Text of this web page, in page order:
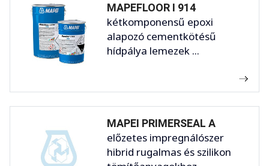
MAPEFLOOR I 914
kétkomponensű epoxi
alapozó cementkötésű
hídpálya lemezek ...
MAPEI PRIMERSEAL A
előzetes impregnálószer
hibrid rugalmas és szilikon